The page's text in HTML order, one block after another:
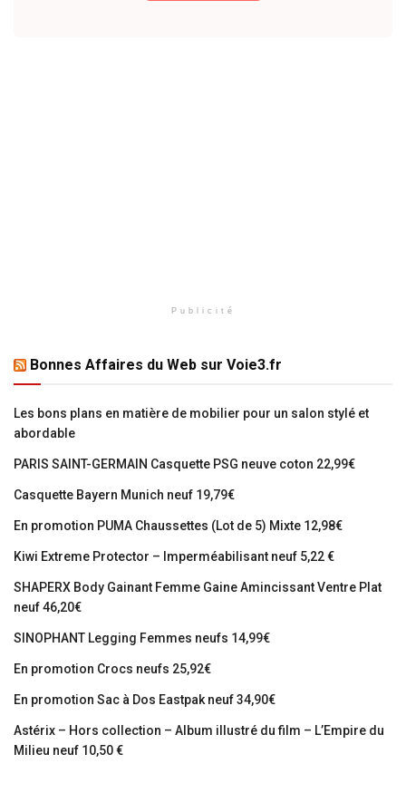
Publicité
Bonnes Affaires du Web sur Voie3.fr
Les bons plans en matière de mobilier pour un salon stylé et
abordable
PARIS SAINT-GERMAIN Casquette PSG neuve coton 22,99€
Casquette Bayern Munich neuf 19,79€
En promotion PUMA Chaussettes (Lot de 5) Mixte 12,98€
Kiwi Extreme Protector – Imperméabilisant neuf 5,22 €
SHAPERX Body Gainant Femme Gaine Amincissant Ventre Plat
neuf 46,20€
SINOPHANT Legging Femmes neufs 14,99€
En promotion Crocs neufs 25,92€
En promotion Sac à Dos Eastpak neuf 34,90€
Astérix – Hors collection – Album illustré du film – L’Empire du
Milieu neuf 10,50 €